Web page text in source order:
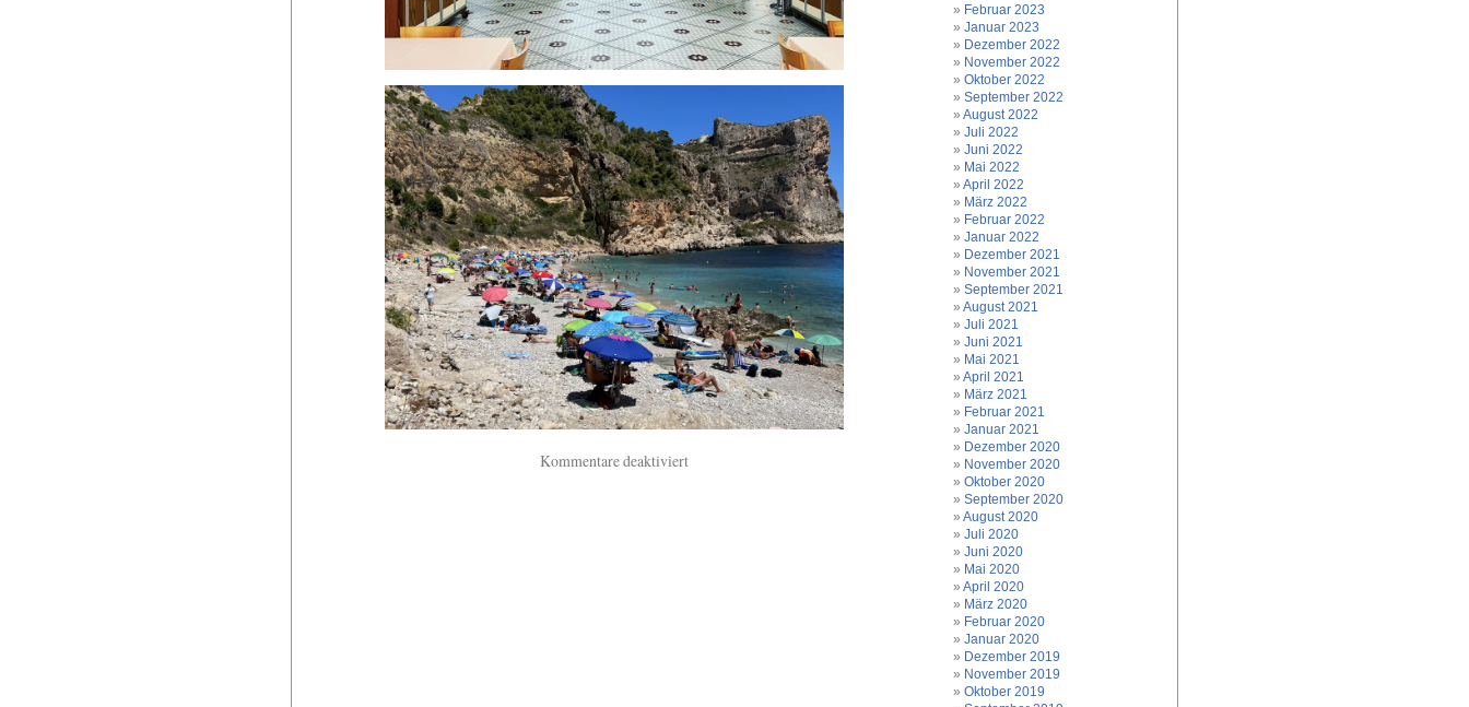
Kommentare deaktiviertfür
Februar 2023
Januar 2023
Dezember 2022
November 2022
Oktober 2022
September 2022
August 2022
Juli 2022
Juni 2022
Mai 2022
April 2022
März 2022
Februar 2022
Januar 2022
Dezember 2021
November 2021
September 2021
August 2021
Juli 2021
Juni 2021
Mai 2021
April 2021
März 2021
Februar 2021
Januar 2021
Dezember 2020
November 2020
Oktober 2020
September 2020
August 2020
Juli 2020
Juni 2020
Mai 2020
April 2020
März 2020
Februar 2020
Januar 2020
Dezember 2019
November 2019
Oktober 2019